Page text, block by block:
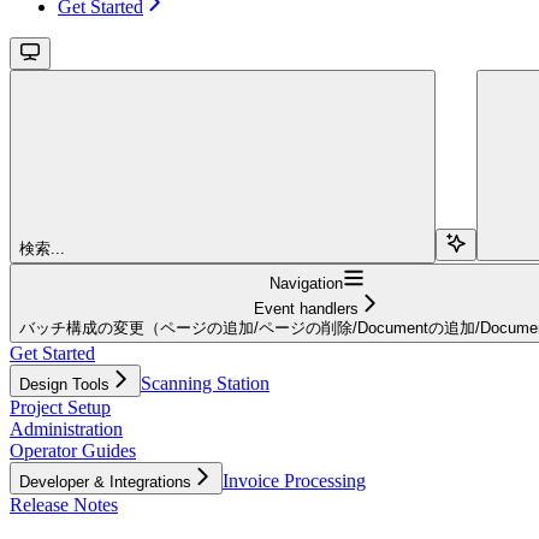
Get Started
検索...
Navigation
Event handlers
バッチ構成の変更（ページの追加/ページの削除/Documentの追加/
Get Started
Design Tools
Scanning Station
Project Setup
Administration
Operator Guides
Developer & Integrations
Invoice Processing
Release Notes